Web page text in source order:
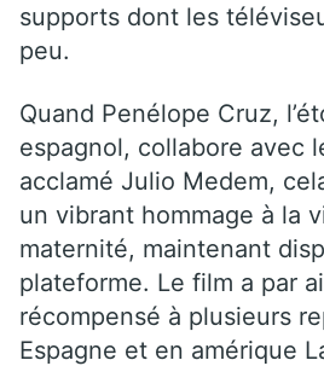
supports dont les
peu.
Quand Penélope Cruz,
espagnol, collabore avec
acclamé Julio Medem,
un vibrant hommage à la
maternité, maintenant
plateforme. Le film a par
récompensé à plusieurs
Espagne et en amérique